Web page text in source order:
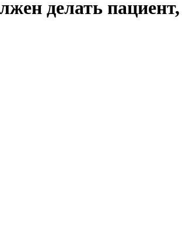
делать